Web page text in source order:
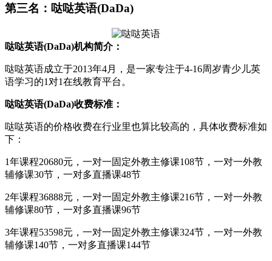
第三名：哒哒英语(DaDa)
哒哒英语(DaDa)机构简介：
哒哒英语成立于2013年4月，是一家专注于4-16周岁青少儿英
语学习的1对1在线教育平台。
哒哒英语(DaDa)收费标准：
哒哒英语的价格收费在行业里也算比较高的，具体收费标准如
下：
1年课程20680元，一对一固定外教主修课108节，一对一外教
辅修课30节，一对多直播课48节
2年课程36888元，一对一固定外教主修课216节，一对一外教
辅修课80节，一对多直播课96节
3年课程53598元，一对一固定外教主修课324节，一对一外教
辅修课140节，一对多直播课144节